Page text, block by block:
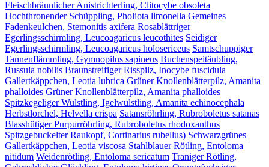
Fleischbräunlicher Anistrichterling, Clitocybe obsoleta
Hochthronender Schüppling, Pholiota limonella Gemeines
Fadenkeulchen, Stemonitis axifera Rosablättriger
Egerlingsschirmling, Leucoagaricus leucothites Seidiger
Egerlingsschirmling, Leucoagaricus holosericeus Samtschuppiger
Tannenflämmling, Gymnopilus sapineus Buchenspeitäubling,
Russula nobilis Braunstreifiger Risspilz, Inocybe fuscidula
Gallertkäppchen, Leotia lubrica Grüner Knollenblätterpilz, Amanita
phalloides Grüner Knollenblätterpilz, Amanita phalloides
Spitzkegeliger Wulstling, Igelwulstling, Amanita echinocephala
Herbstlorchel, Helvella crispa Satansröhrling, Rubroboletus satanas
Blasshütiger Purpurröhrling, Rubroboletus rhodoxanthus
Spitzgebuckelter Raukopf, Cortinarius rubellus) Schwarzgrünes
Gallertkäppchen, Leotia viscosa Stahlblauer Rötling, Entoloma
nitidum Weidenrötling, Entoloma sericatum Traniger Rötling,